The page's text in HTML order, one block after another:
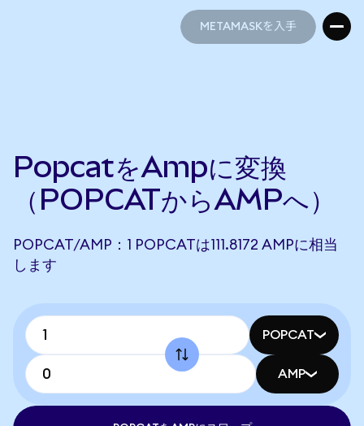
METAMASKを入手
PopcatをAmpに変換
（POPCATからAMPへ）
POPCAT/AMP：1 POPCATは111.8172 AMPに相当
します
POPCAT
AMP